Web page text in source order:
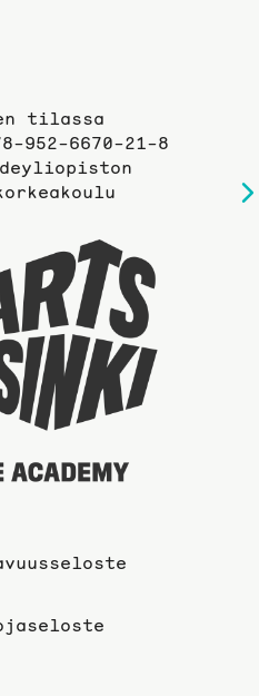
tilassa
952-6670-21-8